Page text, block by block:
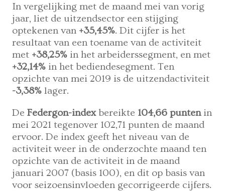
In vergelijking met de maand mei van vorig
jaar, liet de uitzendsector een stijging
optekenen van +35,45%. Dit cijfer is het
resultaat van een toename van de activiteit
met +38,25% in het arbeiderssegment, en met
+32,14% in het bediendesegment. Ten
opzichte van mei 2019 is de uitzendactiviteit
-3,38%lager.
DeFedergon-indexbereikte 104,66 puntenin
mei 2021 tegenover 102,71 punten de maand
ervoor. De index geeft het niveau van de
activiteit weer in de onderzochte maand ten
opzichte van de activiteit in de maand
januari 2007 (basis 100), en dit op basis van
voor seizoensinvloeden gecorrigeerde cijfers.